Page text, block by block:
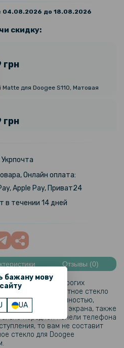
бажану мову
сайту
UA
04.08.2026 до 18.08.2026
скидку:
грн
Matte для Doogee S110, Матовая
грн
Matte для Doogee S110
Hydrogel Film для Doogee
Онлайн оплата:
Apple Pay, Приват24
в течении 14 дней
Отзывы (0)
и недорогих
купить защитное стекло
прозрачное полностью,
видимость экрана, также
передней панели телефона
то вам не составит
стекло для Doogee